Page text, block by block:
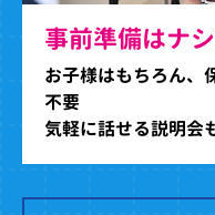
事前準備はナシ
お子様はもちろん、
不要
気軽に話せる説明会